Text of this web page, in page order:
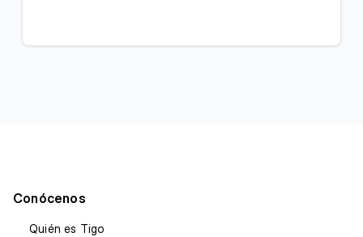
Conócenos
Quién es Tigo